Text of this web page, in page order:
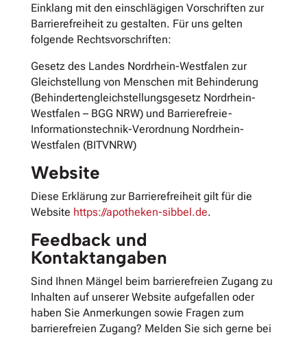
Einklang mit den einschlägigen Vorschriften zur
Barrierefreiheit zu gestalten. Für uns gelten
folgende Rechtsvorschriften:
Gesetz des Landes Nordrhein-Westfalen zur
Gleichstellung von Menschen mit Behinderung
(Behindertengleichstellungsgesetz Nordrhein-
Westfalen – BGG NRW) und Barrierefreie-
Informationstechnik-Verordnung Nordrhein-
Westfalen (BITVNRW)
Website
Diese Erklärung zur Barrierefreiheit gilt für die
Website https://apotheken-sibbel.de.
Feedback und
Kontaktangaben
Sind Ihnen Mängel beim barrierefreien Zugang zu
Inhalten auf unserer Website aufgefallen oder
haben Sie Anmerkungen sowie Fragen zum
barrierefreien Zugang? Melden Sie sich gerne bei